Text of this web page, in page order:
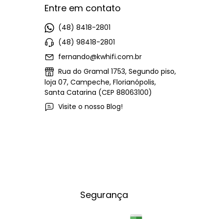
Entre em contato
(48) 8418-2801
(48) 98418-2801
fernando@kwhifi.com.br
Rua do Gramal 1753, Segundo piso,
loja 07, Campeche, Florianópolis,
Santa Catarina (CEP 88063100)
Visite o nosso Blog!
Segurança